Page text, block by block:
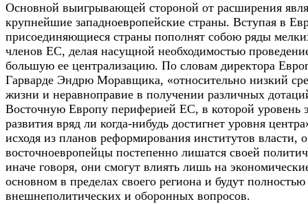
Основной выигрывающей стороной от расширения
крупнейшие западноевропейские страны. Вступая в
присоединяющиеся страны пополнят собою ряды
членов ЕС, делая насущной необходимостью
большую ее централизацию. По словам директора
Гарварде Эндрю Моравщика, «относительно низкий
жизни и неравноправие в получении различных
Восточную Европу периферией ЕС, в которой уровень
развития вряд ли когда-нибудь достигнет уровня
исходя из планов реформирования институтов
восточноевропейцы постепенно лишатся своей
иначе говоря, они смогут влиять лишь на
основном в пределах своего региона и будут
внешнеполитических и оборонных вопросов.